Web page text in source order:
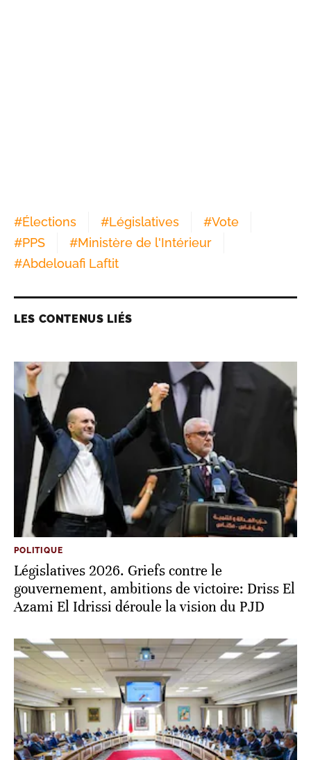
#Élections #Législatives #Vote
#PPS #Ministère de l'Intérieur
#Abdelouafi Laftit
LES CONTENUS LIÉS
POLITIQUE
Législatives 2026. Griefs contre le
gouvernement, ambitions de victoire: Driss El
Azami El Idrissi déroule la vision du PJD